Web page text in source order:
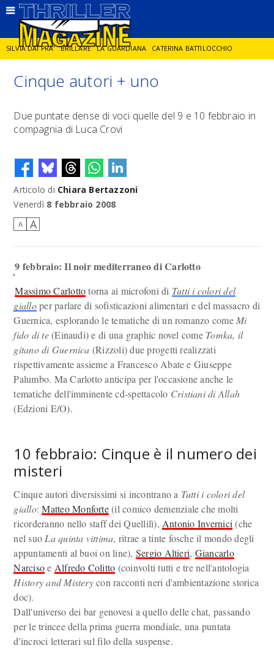
SILVIA DAI PRA' BRILLARE LA GUARDIANA CATERINA BATTILOCCHIO
JORGE DIAZ LA SPIA DELITTO IN CORNICE GIANCARLO DE CATALDO
DIEGO ZANDEL GLI ANNI DI PIETRA
Cinque autori + uno
Due puntate dense di voci quelle del 9 e 10 febbraio in
compagnia di Luca Crovi
Articolo di Chiara Bertazzoni
Venerdì 8 febbraio 2008
A A
9 febbraio: Il noir mediterraneo di Carlotto
Massimo Carlottotorna ai microfoni di Tutti i colori del
gialloper parlare di sofisticazioni alimentari e del massacro di
Guernica, esplorando le tematiche di un romanzo come Mi
fido di te(Einaudi) e di una graphic novel come Tomka, il
gitano di Guernica (Rizzoli) due progetti realizzati
rispettivamente assieme a Francesco Abate e Giuseppe
Palumbo. Ma Carlotto anticipa per l'occasione anche le
tematiche dell'imminente cd-spettacolo Cristiani di Allah
(Edzioni E/O).
10 febbraio: Cinque è il numero dei
misteri
Cinque autori diversissimi si incontrano a Tutti i colori del
giallo:Matteo Monforte(il comico demenziale che molti
ricorderanno nello staff dei Quellilì), Antonio Invernici (che
nel suo La quinta vittima, ritrae a tinte fosche il mondo degli
appuntamenti al buoi on line), Sergio Altieri, Giancarlo
Narcisoe Alfredo Colitto (coinvolti tutti e tre nell'antologia
History and Misterycon racconti neri d'ambientazione storica
doc).
Dall'universo dei bar genovesi a quello delle chat, passando
per le trincee della prima guerra mondiale, una puntata
d'incroci letterari sul filo della suspense.